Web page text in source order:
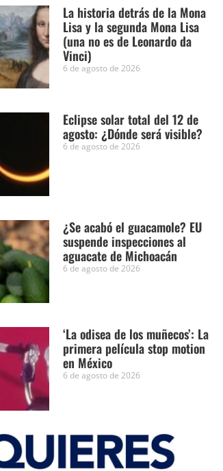
La historia detrás de la Mona
Lisa y la segunda Mona Lisa
(una no es de Leonardo da
Vinci)
6 de agosto de 2026
Eclipse solar total del 12 de
agosto: ¿Dónde será visible?
6 de agosto de 2026
¿Se acabó el guacamole? EU
suspende inspecciones al
aguacate de Michoacán
6 de agosto de 2026
‘La odisea de los muñecos’: La
primera película stop motion
en México
6 de agosto de 2026